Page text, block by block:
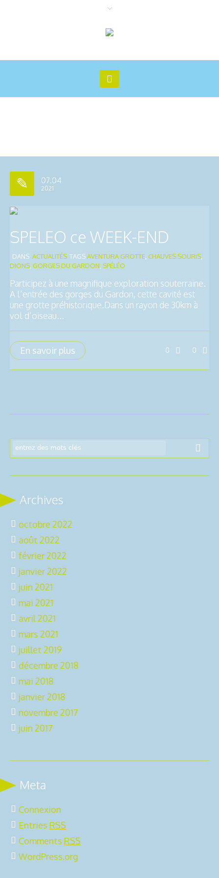
07.04
2021
SPELEO ce WEEK-END
DANS ACTUALITÉS TAGSAVENTURA GROTTE, CHAUVES SOURIS,
DIONS, GORGES DU GARDON, SPÉLÉO
Participez à une magnifique exploration souterraine.
A l’entrée des gorges du Gardon, cette cavité est
une grotte préhistorique.Dans un rayon de 30km à
vol d’oiseau...
0 0
En savoir plus
Archives
octobre 2022
août 2022
février 2022
janvier 2022
juin 2021
mai 2021
avril 2021
mars 2021
juillet 2019
décembre 2018
mai 2018
janvier 2018
novembre 2017
juin 2017
Meta
Connexion
Entries RSS
Comments RSS
WordPress.org